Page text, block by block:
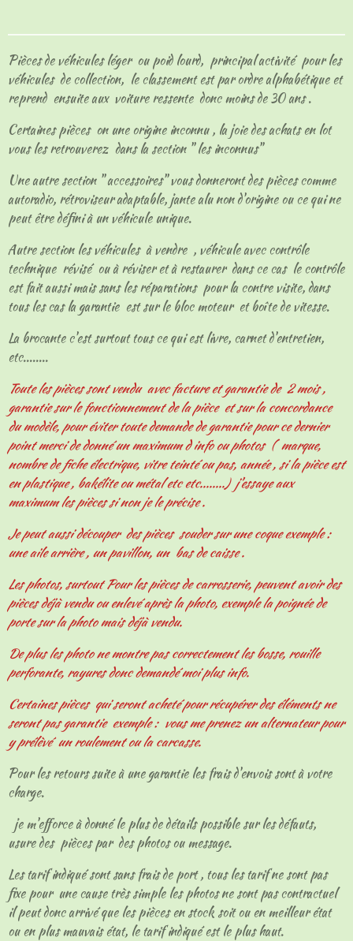
g
r
g
r
g
r
g
r
Pièces de véhicules léger ou poid lourd, principal activité pour les
véhicules de collection, le classement est par ordre alphabétique et
reprend ensuite aux voiture ressente donc moins de 30 ans .
Certaines pièces on une origine inconnu , la joie des achats en lot
vous les retrouverez dans la section " les inconnus"
Une autre section " accessoires" vous donneront des pièces comme
autoradio, rétroviseur adaptable, jante alu non d'origine ou ce qui ne
peut être défini à un véhicule unique.
Autre section les véhicules à vendre , véhicule avec contrôle
technique révisé ou à réviser et à restaurer dans ce cas le contrôle
est fait aussi mais sans les réparations pour la contre visite, dans
tous les cas la garantie est sur le bloc moteur et boîte de vitesse.
La brocante c'est surtout tous ce qui est livre, carnet d'entretien,
etc........
Toute les pièces sont vendu avec facture et garantie de 2 mois ,
garantie sur le fonctionnement de la pièce et sur la concordance
du modèle, pour éviter toute demande de garantie pour ce dernier
point merci de donné un maximum d info ou photos ( marque,
nombre de fiche électrique, vitre teinté ou pas, année , si la pièce est
en plastique , bakélite ou métal etc etc........) j'essaye aux
maximum les pièces si non je le précise .
Je peut aussi découper des pièces souder sur une coque exemple :
une aile arrière , un pavillon, un bas de caisse .
Les photos, surtout Pour les pièces de carrosserie, peuvent avoir des
pièces déjà vendu ou enlevé après la photo, exemple la poignée de
porte sur la photo mais déjà vendu.
De plus les photo ne montre pas correctement les bosse, rouille
perforante, rayures donc demandé moi plus info.
Certaines pièces qui seront acheté pour récupérer des éléments ne
seront pas garantie exemple : vous me prenez un alternateur pour
y prélèvé un roulement ou la carcasse.
Pour les retours suite à une garantie les frais d'envois sont à votre
charge.
je m'efforce à donné le plus de détails possible sur les défauts,
usure des pièces par des photos ou message.
Les tarif indiqué sont sans frais de port , tous les tarif ne sont pas
fixe pour une cause très simple les photos ne sont pas contractuel
il peut donc arrivé que les pièces en stock soit ou en meilleur état
ou en plus mauvais état, le tarif indiqué est le plus haut.